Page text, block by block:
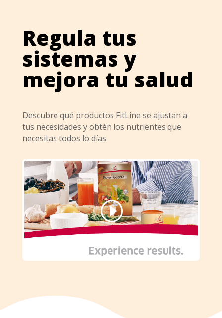
Regula tus
sistemas y
mejora tu salud
Descubre qué productos FitLine se ajustan a
tus necesidades y obtén los nutrientes que
necesitas todos lo días